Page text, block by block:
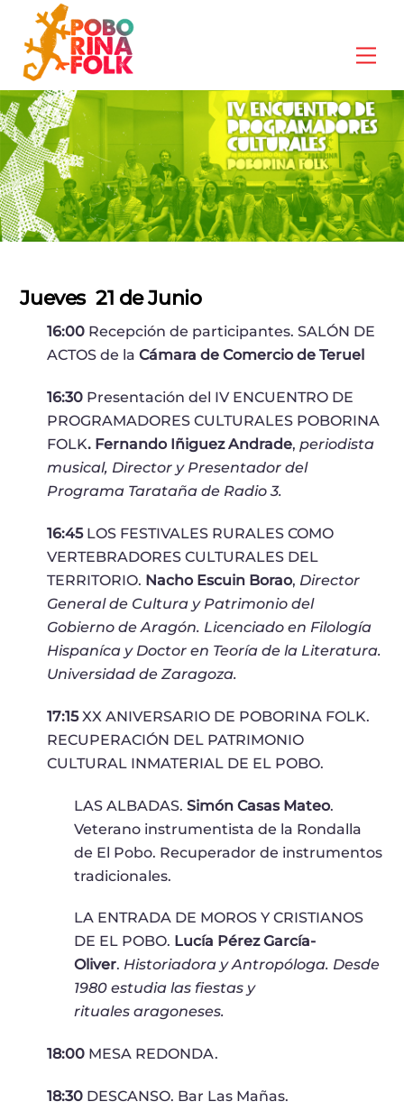
content
Jueves 21 de Junio
16:00 Recepción de participantes. SALÓN DE
ACTOS de laCámara de Comercio de Teruel
16:30 Presentación del IV ENCUENTRO DE
PROGRAMADORES CULTURALES POBORINA
FOLK. Fernando Iñiguez Andrade,periodista
musical, Director y Presentador del
Programa Tarataña de Radio 3.
16:45LOS FESTIVALES RURALES COMO
VERTEBRADORES CULTURALES DEL
TERRITORIO. Nacho Escuin Borao, Director
General de Cultura y Patrimonio del
Gobierno de Aragón. Licenciado en Filología
Hispaníca y Doctor en Teoría de la Literatura.
Universidad de Zaragoza.
17:15XX ANIVERSARIO DE POBORINA FOLK.
RECUPERACIÓN DEL PATRIMONIO
CULTURAL INMATERIAL DE EL POBO.
LAS ALBADAS.Simón Casas Mateo.
Veterano instrumentista de la Rondalla
de El Pobo. Recuperador de instrumentos
tradicionales.
LA ENTRADA DE MOROS Y CRISTIANOS
DE EL POBO. Lucía Pérez García-
Oliver. Historiadora y Antropóloga. Desde
1980 estudia las fiestas y
ritualesaragoneses.
18:00 MESA REDONDA.
18:30 DESCANSO. Bar Las Mañas.